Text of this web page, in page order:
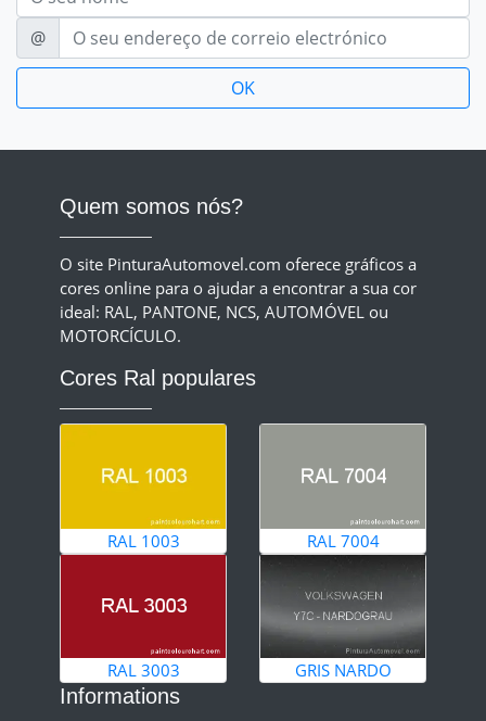
E-mail
@
Quem somos nós?
O site PinturaAutomovel.com oferece gráficos a
cores online para o ajudar a encontrar a sua cor
ideal: RAL, PANTONE, NCS, AUTOMÓVEL ou
MOTORCÍCULO.
Cores Ral populares
RAL 1003 RAL 7004
RAL 3003 GRIS NARDO
Informations